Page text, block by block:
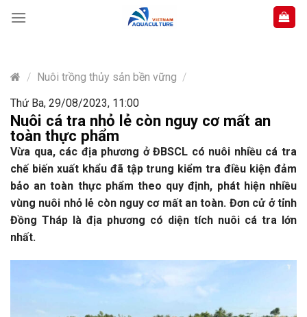
content
/ Nuôi trồng thủy sản bền vững /
Thứ Ba, 29/08/2023, 11:00
Nuôi cá tra nhỏ lẻ còn nguy cơ mất an
toàn thực phẩm
Vừa qua, các địa phương ở ĐBSCL có nuôi nhiều cá tra
chế biến xuất khẩu đã tập trung kiểm tra điều kiện đảm
bảo an toàn thực phẩm theo quy định, phát hiện nhiều
vùng nuôi nhỏ lẻ còn nguy cơ mất an toàn. Đơn cử ở tỉnh
Đồng Tháp là địa phương có diện tích nuôi cá tra lớn
nhất.